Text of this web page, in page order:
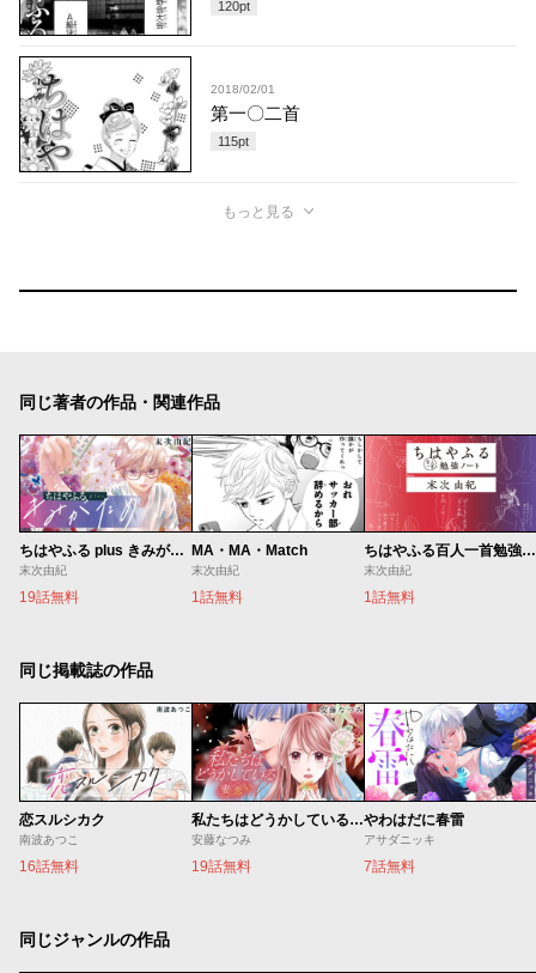
120pt
2018/02/01
第一〇二首
115pt
もっと見る
同じ著者の作品・関連作品
ちはやふる plus きみがため
末次由紀
19話無料
MA・MA・Match
末次由紀
1話無料
ちはやふる百人一首勉強ノート
末次由紀
1話無料
同じ掲載誌の作品
恋スルシカク
南波あつこ
16話無料
私たちはどうかしている 妻恋い
安藤なつみ
19話無料
やわはだに春雷
アサダニッキ
7話無料
同じジャンルの作品